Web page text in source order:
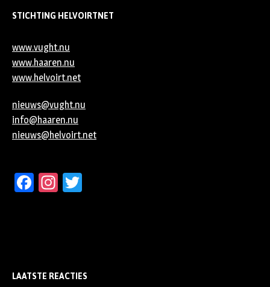
STICHTING HELVOIRTNET
www.vught.nu
www.haaren.nu
www.helvoirt.net
nieuws@vught.nu
info@haaren.nu
nieuws@helvoirt.net
Facebook
Instagram
LAATSTE REACTIES